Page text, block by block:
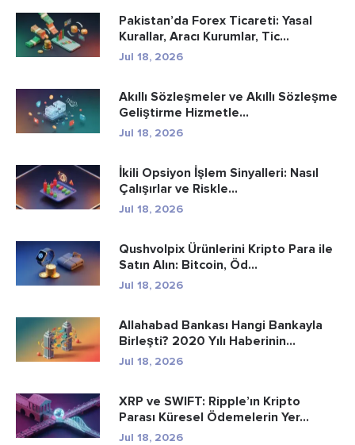
Pakistan’da Forex Ticareti: Yasal
Kurallar, Aracı Kurumlar, Tic...
Jul 18, 2026
Akıllı Sözleşmeler ve Akıllı Sözleşme
Geliştirme Hizmetle...
Jul 18, 2026
İkili Opsiyon İşlem Sinyalleri: Nasıl
Çalışırlar ve Riskle...
Jul 18, 2026
Qushvolpix Ürünlerini Kripto Para ile
Satın Alın: Bitcoin, Öd...
Jul 18, 2026
Allahabad Bankası Hangi Bankayla
Birleşti? 2020 Yılı Haberinin...
Jul 18, 2026
XRP ve SWIFT: Ripple’ın Kripto
Parası Küresel Ödemelerin Yer...
Jul 18, 2026